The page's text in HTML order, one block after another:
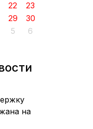
22
23
29
30
5 6
на